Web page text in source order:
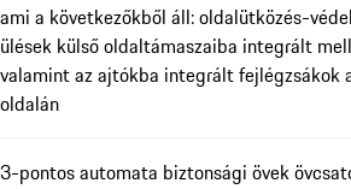
ami a következőkből áll: oldalütközés-
ülések külső oldaltámaszaiba integrált
valamint az ajtókba integrált fejlégzsákok
oldalán
3-pontos automata biztonsági övek